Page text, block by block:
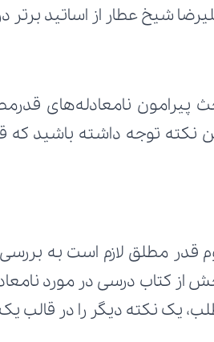
شیخ عطار از اساتید برتر
یک نکته دیگر را در قالب